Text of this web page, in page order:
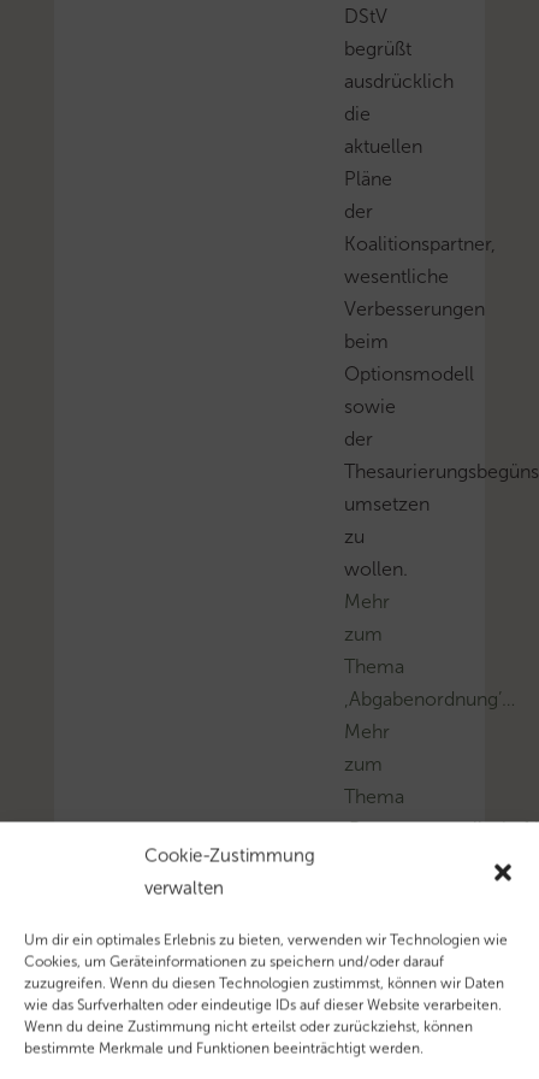
Cookie-Zustimmung
verwalten
Um dir ein optimales Erlebnis zu bieten, verwenden wir Technologien wie
Cookies, um Geräteinformationen zu speichern und/oder darauf
zuzugreifen. Wenn du diesen Technologien zustimmst, können wir Daten
wie das Surfverhalten oder eindeutige IDs auf dieser Website verarbeiten.
Wenn du deine Zustimmung nicht erteilst oder zurückziehst, können
bestimmte Merkmale und Funktionen beeinträchtigt werden.
DStV
begrüßt
ausdrücklich
die
aktuellen
Pläne
der
Koalitionspartner,
wesentliche
Verbesserungen
beim
Optionsmodell
sowie
der
umsetzen
zu
wollen.
Mehr
zum
Thema
‚Abgabenordnung’…
Mehr
zum
Thema